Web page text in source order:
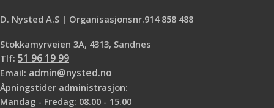
D. Nysted A.S | Organisasjonsnr.914 858 488
Stokkamyrveien 3A, 4313, Sandnes
Tlf: 51 96 19 99
Email: admin@nysted.no
Åpningstider administrasjon:
Mandag - Fredag: 08.00 - 15.00